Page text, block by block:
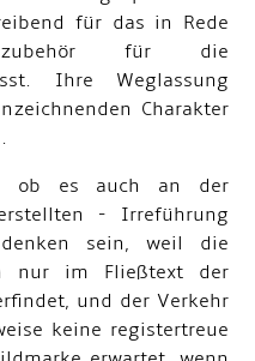
für das in Rede
für die
Ihre Weglassung
Charakter
ob es auch an der
- Irreführung
sein, weil die
nur im Fließtext der
und der Verkehr
keine registertreue